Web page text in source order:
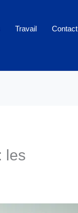
Travail
Contact
les